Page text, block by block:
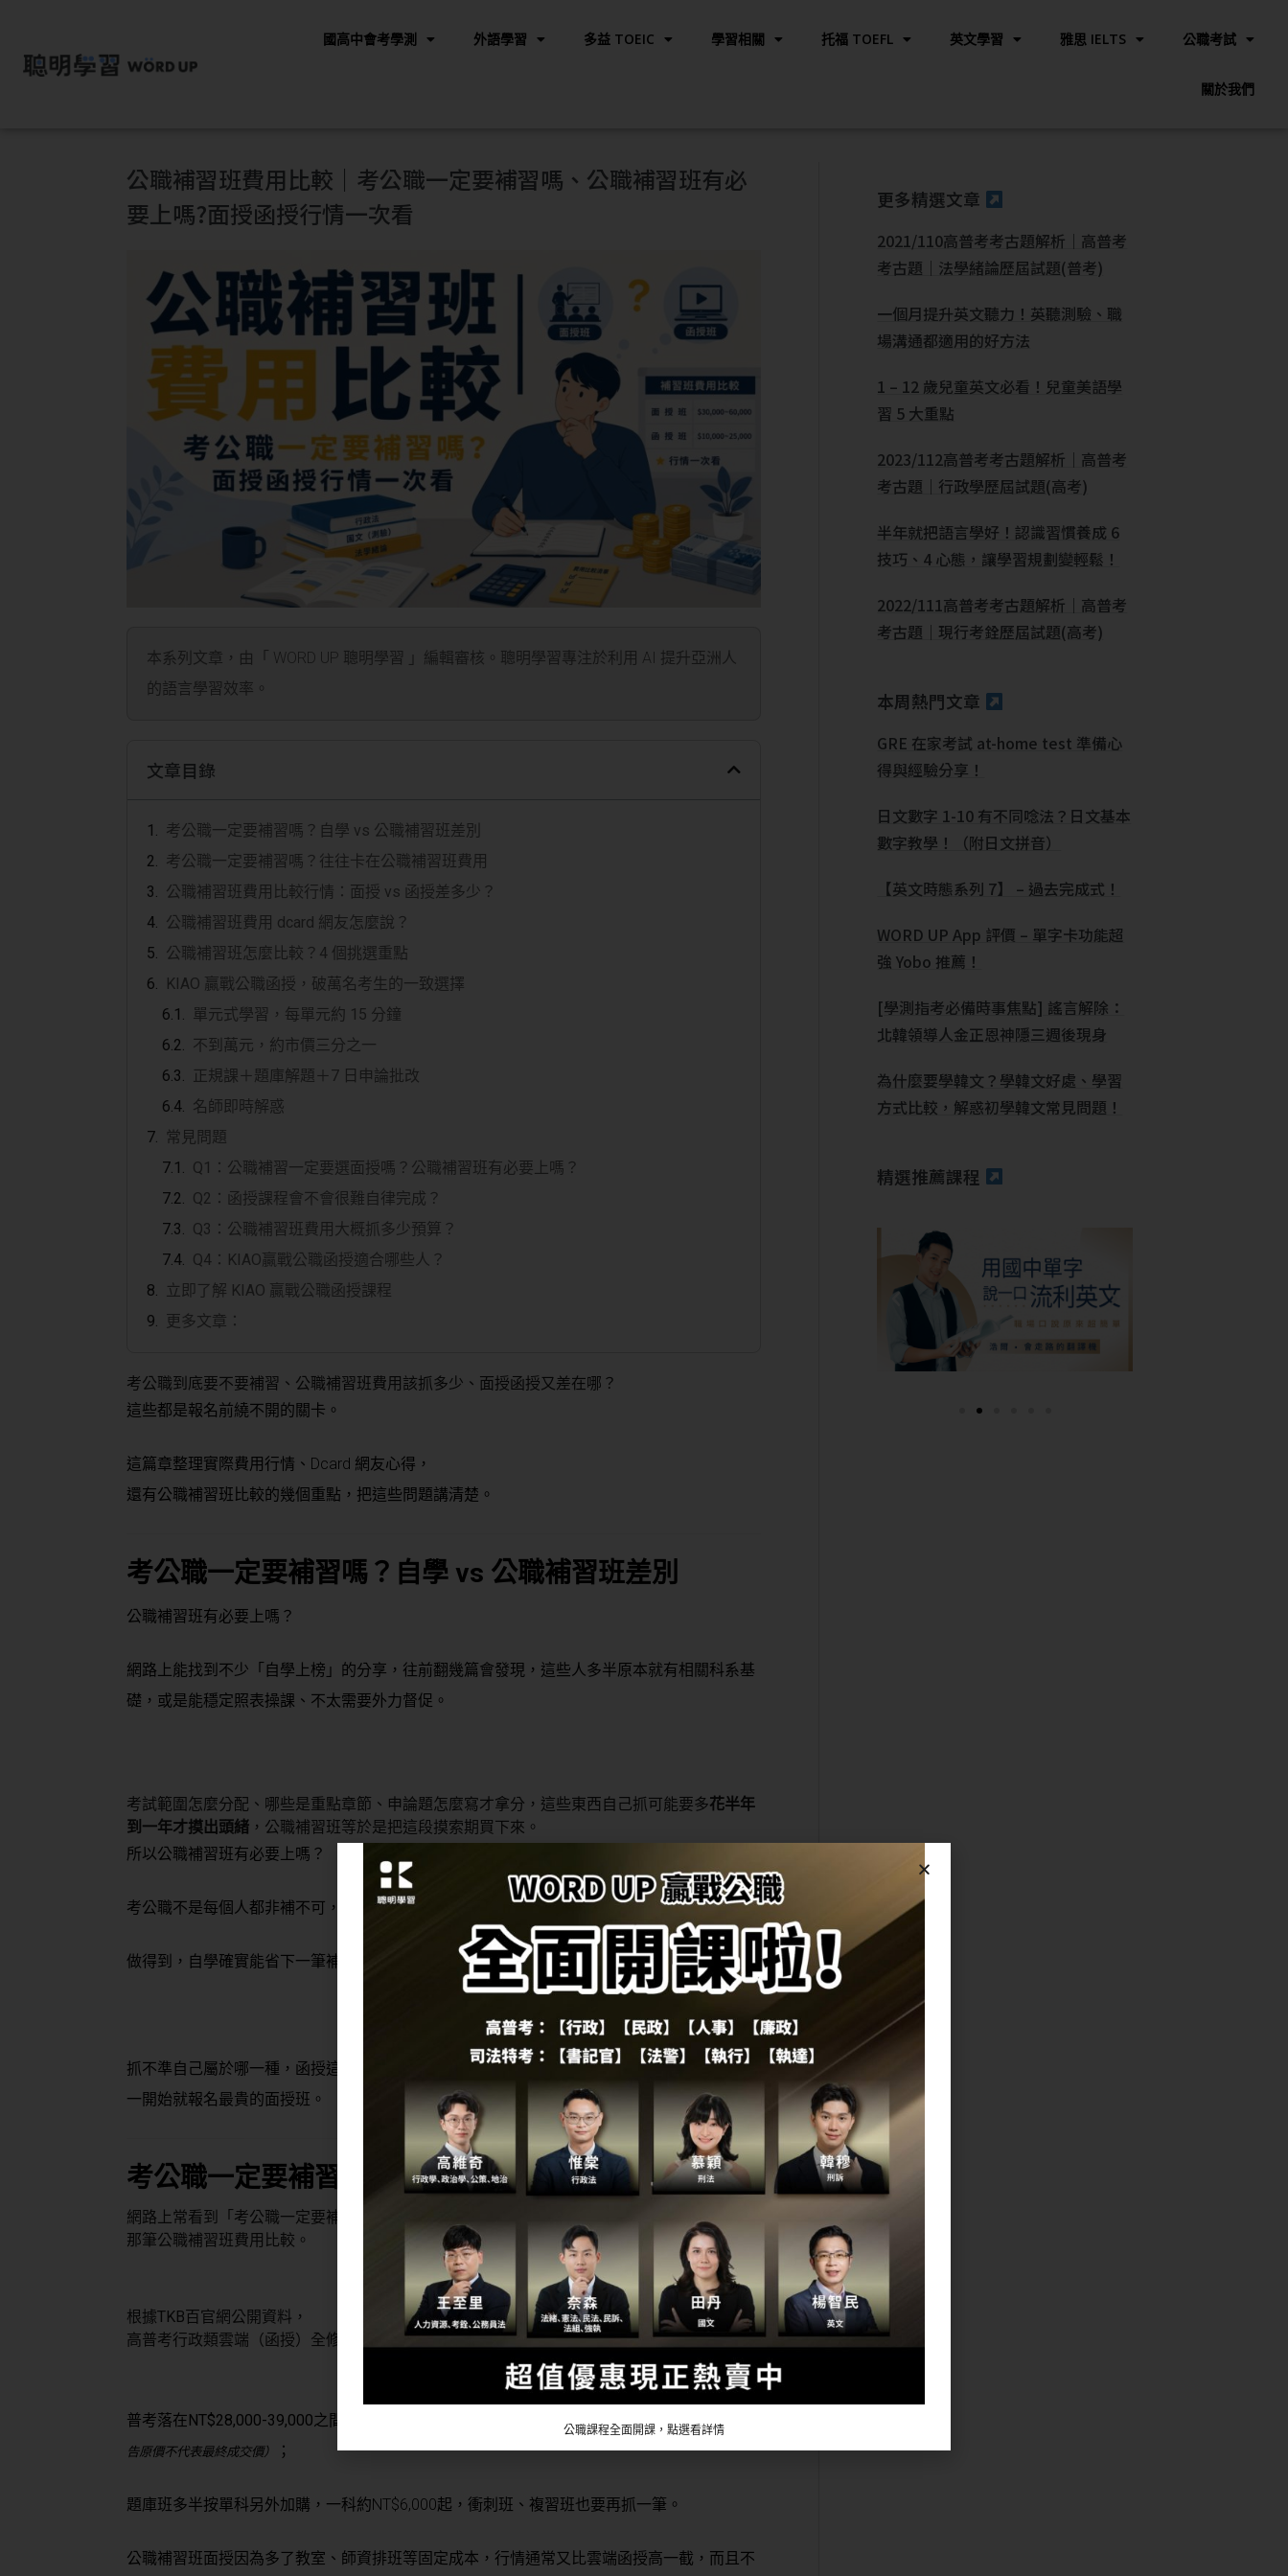
國高中會考學測 外語學習 多益 TOEIC 學習相關 托福 TOEFL 英文學習 雅思 IELTS 公職考試
關於我們
公職補習班費用比較｜考公職一定要補習嗎、公職補習班有必
要上嗎?面授函授行情一次看
本系列文章，由「 WORD UP 聰明學習 」編輯審核。聰明學習專注於利用 AI 提升亞洲人
的語言學習效率。
文章目錄
考公職一定要補習嗎？自學 vs 公職補習班差別
考公職一定要補習嗎？往往卡在公職補習班費用
公職補習班費用比較行情：面授 vs 函授差多少？
公職補習班費用 dcard 網友怎麼說？
公職補習班怎麼比較？4 個挑選重點
KIAO 贏戰公職函授，破萬名考生的一致選擇
單元式學習，每單元約 15 分鐘
不到萬元，約市價三分之一
正規課＋題庫解題＋7 日申論批改
名師即時解惑
常見問題
Q1：公職補習一定要選面授嗎？公職補習班有必要上嗎？
Q2：函授課程會不會很難自律完成？
Q3：公職補習班費用大概抓多少預算？
Q4：KIAO贏戰公職函授適合哪些人？
立即了解 KIAO 贏戰公職函授課程
更多文章：
考公職到底要不要補習、公職補習班費用該抓多少、面授函授又差在哪？
這些都是報名前繞不開的關卡。
這篇章整理實際費用行情、Dcard 網友心得，
還有公職補習班比較的幾個重點，把這些問題講清楚。
考公職一定要補習嗎？自學 vs 公職補習班差別
公職補習班有必要上嗎？
網路上能找到不少「自學上榜」的分享，往前翻幾篇會發現，這些人 多半原本就有相關科系基
礎，或是能穩定照表操課、不太需要外力督促 。
考試範圍怎麼分配、哪些是重點章節、申論題怎麼寫才拿分，這些東西自己抓可能要多花半年
到一年才摸出頭緒 ，公職補習班等於是把這段摸索期買下來。
所以公職補習班有必要上嗎？
考公職不是每個人都非補不可，關鍵在於你有沒有辦法自己抓出考試重點、排出讀書進度。
做得到，自學確實能省下一筆補習費；做不到，補習省下來的時間，通常比學費本身更值錢。
抓不準自己屬於哪一種，函授這種彈性較高、費用比較親民的方式，會是比較好的起點，不用
一開始就報名最貴的面授班。
考公職一定要補習嗎？往往卡在公職補習班費用
網路上常看到「考公職一定要補習嗎」這類猶豫，深聊下去會發現，卡住的關鍵常常是報名前
那筆公職補習班費用比較。
根據TKB百官網公開資料，
高普考行政類雲端（函授）全修班的公告原價
普考落在NT$28,000-39,000之間，高考落在NT$35,000-58,000之間 （實際優惠特價須線上洽詢，公
告原價不代表最終成交價） ；
題庫班多半按單科另外加購，一科約NT$6,000起，衝刺班、複習班也要再抓一筆。
公職補習班面授因為多了教室、師資排班等固定成本，行情通常又比雲端函授高一截，而且 不
更多精選文章
2021/110高普考考古題解析｜高普考
考古題｜法學緒論歷屆試題(普考)
一個月提升英文聽力！英聽測驗、職
場溝通都適用的好方法
1 – 12 歲兒童英文必看！兒童美語學
習 5 大重點
2023/112高普考考古題解析｜高普考
考古題｜行政學歷屆試題(高考)
半年就把語言學好！認識習慣養成 6
技巧、4 心態，讓學習規劃變輕鬆！
2022/111高普考考古題解析｜高普考
考古題｜現行考銓歷屆試題(高考)
本周熱門文章
GRE 在家考試 at-home test 準備心
得與經驗分享！
日文數字 1-10 有不同唸法？日文基本
數字教學！（附日文拼音）
【英文時態系列 7】 – 過去完成式！
WORD UP App 評價 – 單字卡功能超
強 Yobo 推薦！
[學測指考必備時事焦點] 謠言解除：
北韓領導人金正恩神隱三週後現身
為什麼要學韓文？學韓文好處、學習
方式比較，解惑初學韓文常見問題！
精選推薦課程
公職課程全面開課，點選看詳情